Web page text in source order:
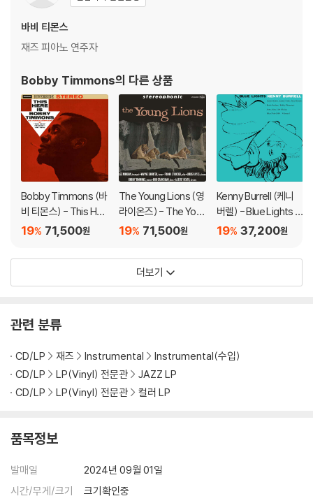
바비 티몬스
재즈 피아노 연주자
Bobby Timmons의 다른 상품
Bobby Timmons (바
비 티몬스) - This Her
e Is Bobby Timmon
71,500원
19%
The Young Lions (영
라이온즈) - The You
ng Lions [LP]
71,500원
19%
Kenny Burrell (케니
버렐) - Blue Lights V
olume 1 [LP]
37,200원
19%
더보기
관련 분류
CD/LP 재즈 Instrumental
Instrumental(수입)
CD/LP
LP(Vinyl) 전문관
JAZZ LP
CD/LP
LP(Vinyl) 전문관 컬러 LP
품목정보
발매일
2024년 09월 01일
시간/무게/크기
크기확인중